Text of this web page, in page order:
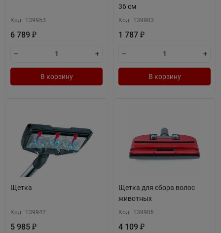
Код: 139953
6 789 ₽
В корзину
36 см
Код: 139903
1 787 ₽
В корзину
Щетка
Код: 139942
5 985 ₽
Щетка для сбора волос
животных
Код: 139906
4 109 ₽